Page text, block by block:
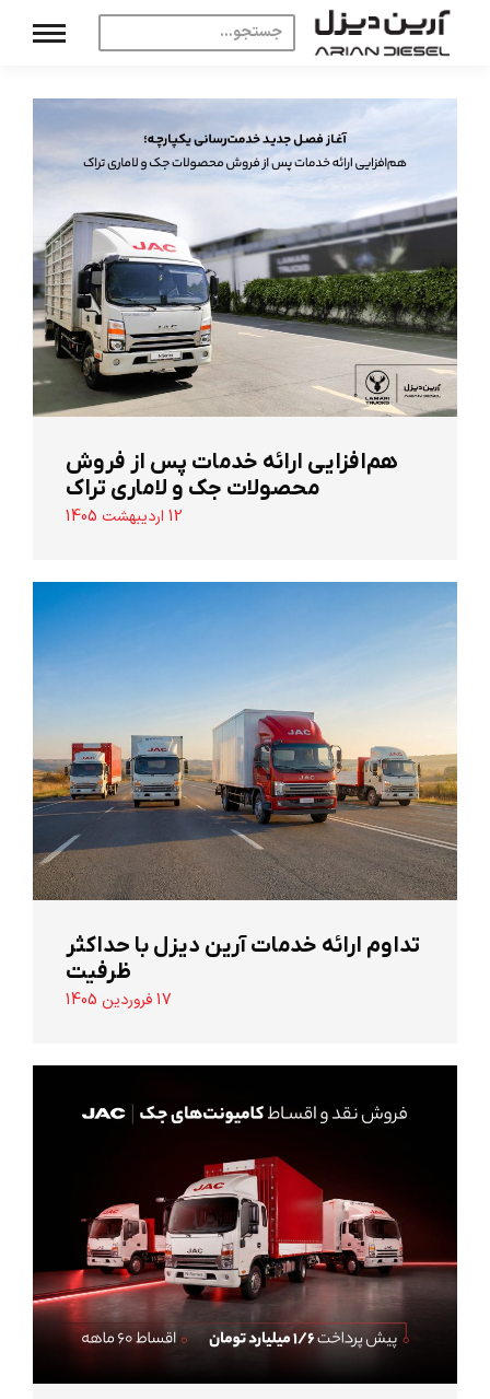
هم‌افزایی ارائه خدمات پس از فروش
محصولات جک و لاماری تراک
12 اردیبهشت 1405
تداوم ارائه خدمات آرین دیزل با حداکثر
ظرفیت
17 فروردین 1405